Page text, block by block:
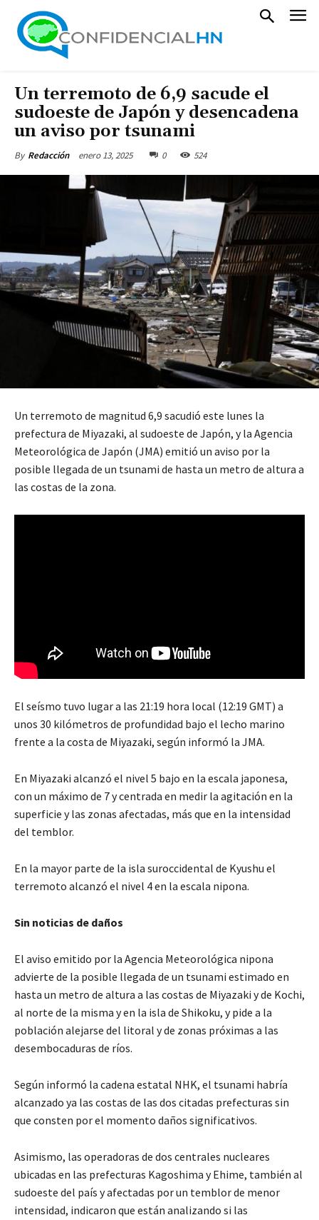
Un terremoto de 6,9 sacude el
sudoeste de Japón y desencadena
un aviso por tsunami
By Redacción enero 13, 2025 0 524
Un terremoto de magnitud 6,9 sacudió este lunes la
prefectura de Miyazaki, al sudoeste de Japón, y la Agencia
Meteorológica de Japón (JMA) emitió un aviso por la
posible llegada de un tsunami de hasta un metro de altura a
las costas de la zona.
El seísmo tuvo lugar a las 21:19 hora local (12:19 GMT) a
unos 30 kilómetros de profundidad bajo el lecho marino
frente a la costa de Miyazaki, según informó la JMA.
En Miyazaki alcanzó el nivel 5 bajo en la escala japonesa,
con un máximo de 7 y centrada en medir la agitación en la
superficie y las zonas afectadas, más que en la intensidad
del temblor.
En la mayor parte de la isla suroccidental de Kyushu el
terremoto alcanzó el nivel 4 en la escala nipona.
Sin noticias de daños
El aviso emitido por la Agencia Meteorológica nipona
advierte de la posible llegada de un tsunami estimado en
hasta un metro de altura a las costas de Miyazaki y de Kochi,
al norte de la misma y en la isla de Shikoku, y pide a la
población alejarse del litoral y de zonas próximas a las
desembocaduras de ríos.
Según informó la cadena estatal NHK, el tsunami habría
alcanzado ya las costas de las dos citadas prefecturas sin
que consten por el momento daños significativos.
Asimismo, las operadoras de dos centrales nucleares
ubicadas en las prefecturas Kagoshima y Ehime, también al
sudoeste del país y afectadas por un temblor de menor
intensidad, indicaron que están analizando si las